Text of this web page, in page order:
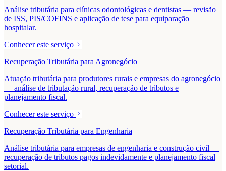
Análise tributária para clínicas odontológicas e dentistas — revisão
de ISS, PIS/COFINS e aplicação de tese para equiparação
hospitalar.
Conhecer este serviço
Recuperação Tributária para Agronegócio
Atuação tributária para produtores rurais e empresas do agronegócio
— análise de tributação rural, recuperação de tributos e
planejamento fiscal.
Conhecer este serviço
Recuperação Tributária para Engenharia
Análise tributária para empresas de engenharia e construção civil —
recuperação de tributos pagos indevidamente e planejamento fiscal
setorial.